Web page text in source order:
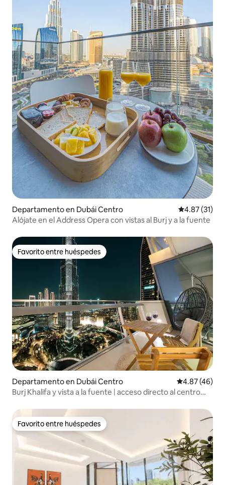
Departamento en Dubái Centro Calificación
4.87 (31)
Alójate en el Address Opera con vistas al Burj y a la fuente
Favorito entre huéspedes
Favorito entre huéspedes
Departamento en Dubái Centro Calificación
4.87 (46)
Burj Khalifa y vista a la fuente | acceso directo al centro
Favorito entre huéspedes
Favorito entre huéspedes